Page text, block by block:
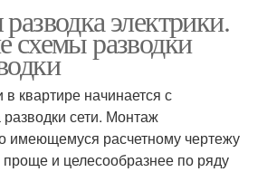
электрики.
схемы разводки
в квартире начинается с
сети. Монтаж
имеющемуся расчетному чертежу
и целесообразнее по ряду